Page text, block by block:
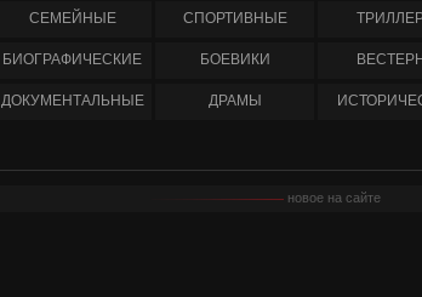
СЕМЕЙНЫЕ СПОРТИВНЫЕ
БИОГРАФИЧЕСКИЕ БОЕВИКИ
ДОКУМЕНТАЛЬНЫЕ ДРАМЫ
новое на сайте